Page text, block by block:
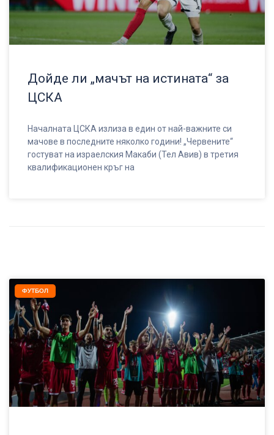
Дойде ли „мачът на истината“ за
ЦСКА
Началната ЦСКА излиза в един от най-важните си
мачове в последните няколко години! „Червените“
гостуват на израелския Макаби (Тел Авив) в третия
квалификационен кръг на
ФУТБОЛ